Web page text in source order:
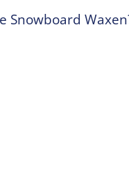
Snowboard